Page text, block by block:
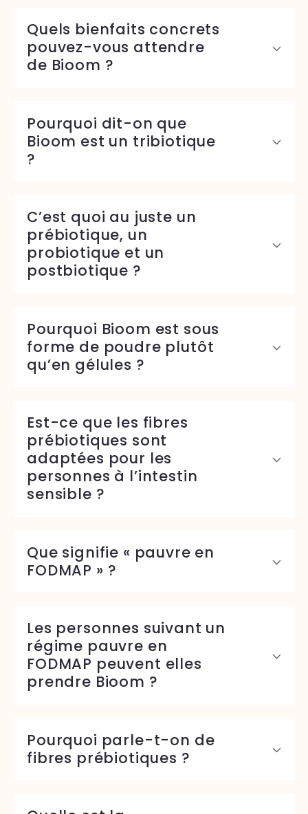
Quels bienfaits concrets
pouvez-vous attendre
de Bioom ?
Pourquoi dit-on que
Bioom est un tribiotique
?
C’est quoi au juste un
prébiotique, un
probiotique et un
postbiotique ?
Pourquoi Bioom est sous
forme de poudre plutôt
qu’en gélules ?
Est-ce que les fibres
prébiotiques sont
adaptées pour les
personnes à l’intestin
sensible ?
Que signifie « pauvre en
FODMAP » ?
Les personnes suivant un
régime pauvre en
FODMAP peuvent elles
prendre Bioom ?
Pourquoi parle-t-on de
fibres prébiotiques ?